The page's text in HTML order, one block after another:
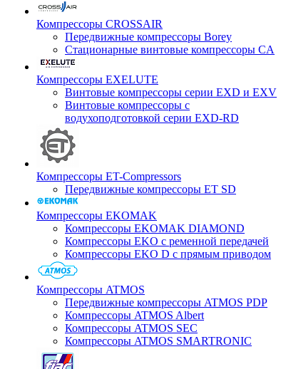
Компрессоры CROSSAIR
Передвижные компрессоры Borey
Стационарные винтовые компрессоры CA
Компрессоры EXELUTE
Винтовые компрессоры серии EXD и EXV
Винтовые компрессоры с
водухоподготовкой серии EXD-RD
Компрессоры ET-Compressors
Передвижные компрессоры ET SD
Компрессоры EKOMAK
Компрессоры EKOMAK DIAMOND
Компрессоры EKO c ременной передачей
Компрессоры EKO D с прямым приводом
Компрессоры ATMOS
Передвижные компрессоры ATMOS PDP
Компрессоры ATMOS Albert
Компрессоры ATMOS SEC
Компрессоры ATMOS SMARTRONIC